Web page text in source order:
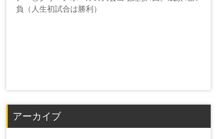
負（人生初試合は勝利）
アーカイブ